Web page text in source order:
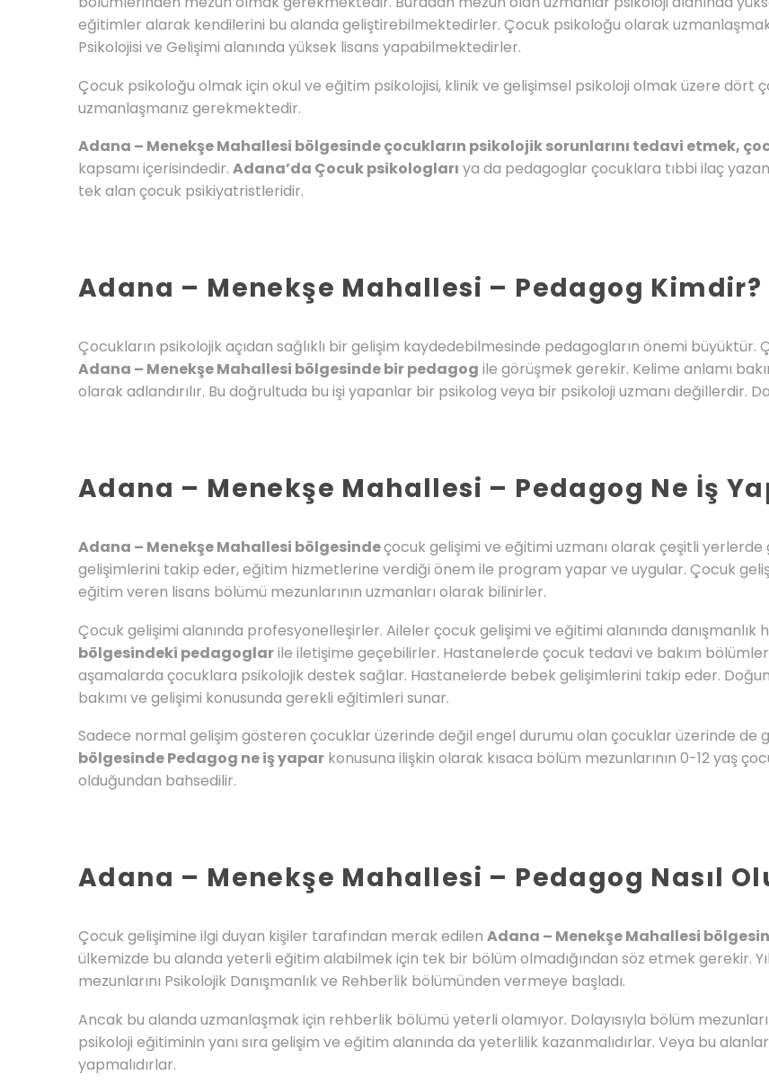
eğitimler alarak kendilerini bu alanda geliştirebilmektedirler. Çocuk psikoloğu olarak
Psikolojisi ve Gelişimi alanında yüksek lisans yapabilmektedirler.
Çocuk psikoloğu olmak için okul ve eğitim psikolojisi, klinik ve gelişimsel psikoloji olmak üzere dört
uzmanlaşmanız gerekmektedir.
Adana – Menekşe Mahallesi bölgesinde çocukların psikolojik sorunlarını tedavi etmek,
kapsamı içerisindedir. Adana’da Çocuk psikologları ya da pedagoglar çocuklara tıbbi ilaç
tek alan çocuk psikiyatristleridir.
Adana – Menekşe Mahallesi – Pedagog Kimdir?
Çocukların psikolojik açıdan sağlıklı bir gelişim kaydedebilmesinde pedagogların önemi büyüktür.
Adana – Menekşe Mahallesi bölgesinde bir pedagog ile görüşmek gerekir. Kelime anlamı
olarak adlandırılır. Bu doğrultuda bu işi yapanlar bir psikolog veya bir psikoloji uzmanı değillerdir.
Adana – Menekşe Mahallesi – Pedagog Ne İş
Adana – Menekşe Mahallesi bölgesindeçocuk gelişimi ve eğitimi uzmanı olarak çeşitli
gelişimlerini takip eder, eğitim hizmetlerine verdiği önem ile program yapar ve uygular. Çocuk
eğitim veren lisans bölümü mezunlarının uzmanları olarak bilinirler.
Çocuk gelişimi alanında profesyonelleşirler. Aileler çocuk gelişimi ve eğitimi alanında danışmanlık
bölgesindeki pedagoglarile iletişime geçebilirler. Hastanelerde çocuk tedavi ve bakım
aşamalarda çocuklara psikolojik destek sağlar. Hastanelerde bebek gelişimlerini takip eder.
bakımı ve gelişimi konusunda gerekli eğitimleri sunar.
Sadece normal gelişim gösteren çocuklar üzerinde değil engel durumu olan çocuklar üzerinde de
bölgesinde Pedagog ne iş yapar konusuna ilişkin olarak kısaca bölüm mezunlarının 0-12 yaş
olduğundan bahsedilir.
Adana – Menekşe Mahallesi – Pedagog Nasıl
Çocuk gelişimine ilgi duyan kişiler tarafından merak edilen Adana – Menekşe Mahallesi
ülkemizde bu alanda yeterli eğitim alabilmek için tek bir bölüm olmadığından söz etmek gerekir.
mezunlarını Psikolojik Danışmanlık ve Rehberlik bölümünden vermeye başladı.
Ancak bu alanda uzmanlaşmak için rehberlik bölümü yeterli olamıyor. Dolayısıyla bölüm
psikoloji eğitiminin yanı sıra gelişim ve eğitim alanında da yeterlilik kazanmalıdırlar. Veya bu
yapmalıdırlar.